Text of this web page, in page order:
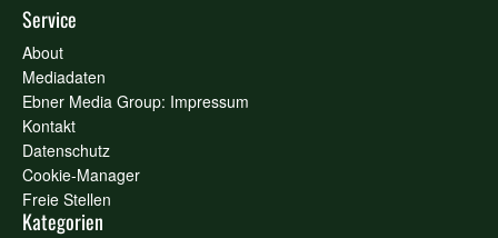
Service
About
Mediadaten
Ebner Media Group: Impressum
Kontakt
Datenschutz
Cookie-Manager
Freie Stellen
Kategorien